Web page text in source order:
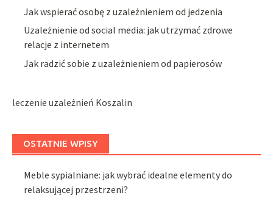
Jak wspierać osobę z uzależnieniem od jedzenia
Uzależnienie od social media: jak utrzymać zdrowe
relacje z internetem
Jak radzić sobie z uzależnieniem od papierosów
leczenie uzależnień Koszalin
OSTATNIE WPISY
Meble sypialniane: jak wybrać idealne elementy do
relaksującej przestrzeni?